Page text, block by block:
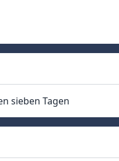
sieben Tagen